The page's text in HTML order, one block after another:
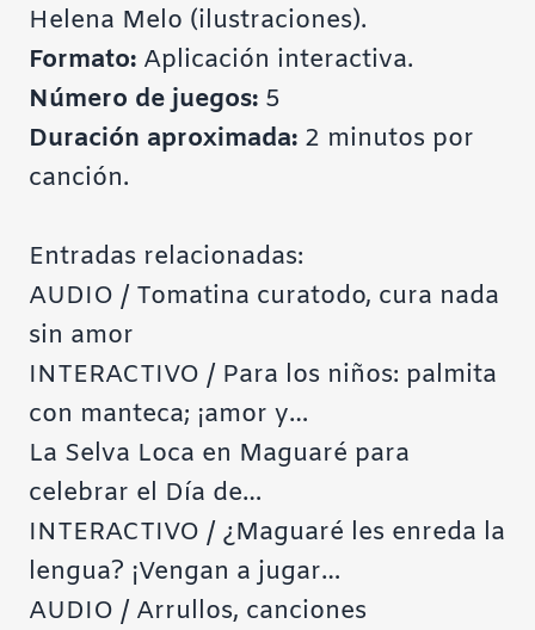
Helena Melo (ilustraciones).
Formato: Aplicación interactiva.
Número de juegos: 5
Duración aproximada: 2 minutos por
canción.
Entradas relacionadas:
AUDIO / Tomatina curatodo, cura nada
sin amor
INTERACTIVO / Para los niños: palmita
con manteca; ¡amor y…
La Selva Loca en Maguaré para
celebrar el Día de…
INTERACTIVO / ¿Maguaré les enreda la
lengua? ¡Vengan a jugar…
AUDIO / Arrullos, canciones